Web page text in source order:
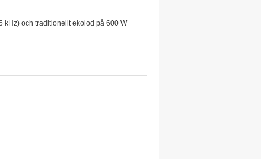
kHz) och traditionellt ekolod på 600 W